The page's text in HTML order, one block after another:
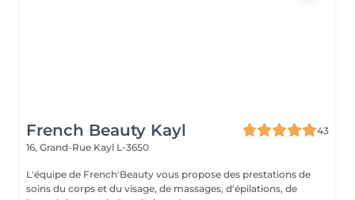
French Beauty Kayl
43
16, Grand-Rue Kayl L-3650
L'équipe de French'Beauty vous propose des prestations de
soins du corps et du visage, de massages, d'épilations, de